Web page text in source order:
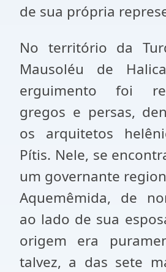
de sua própria
No território da
Mausoléu de
erguimento foi
gregos e persas,
os arquitetos
Pítis. Nele, se
um governante
Aquemêmida, de
ao lado de sua
origem era
talvez, a das sete